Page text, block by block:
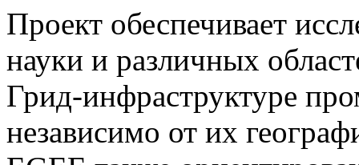
Проект обеспечивает
науки и различных
Грид-инфраструктуре
независимо от их